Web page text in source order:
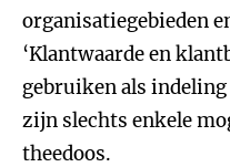
organisatiegebieden
‘Klantwaarde en
gebruiken als
zijn slechts enkele
theedoos.